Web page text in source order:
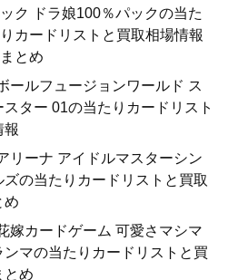
ック ドラ娘100％パックの当た
りカードリストと買取相場情報
まとめ
ールフュージョンワールド ス
スター 01の当たりカードリスト
報
リーナ アイドルマスターシン
ズの当たりカードリストと買取
め
嫁カードゲーム 可愛さマシマ
ンマの当たりカードリストと買
とめ